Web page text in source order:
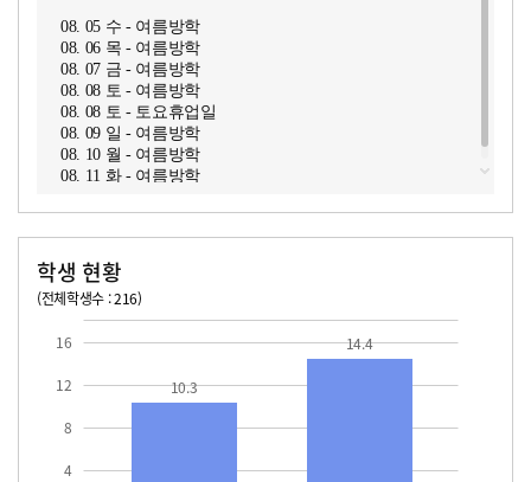
08. 05 수 - 여름방학
08. 06 목 - 여름방학
08. 07 금 - 여름방학
08. 08 토 - 여름방학
08. 08 토 - 토요휴업일
08. 09 일 - 여름방학
08. 10 월 - 여름방학
08. 11 화 - 여름방학
학생 현황
(전체학생수 : 216)
4
8
12
16
10.3
14.4